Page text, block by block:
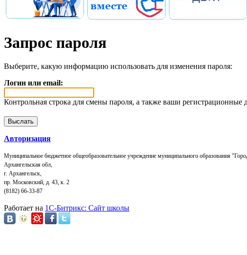
Запрос пароля
Выберите, какую информацию использовать для изменения пароля:
Логин или email:
Контрольная строка для смены пароля, а также ваши
Авторизация
Муниципальное бюджетное общеобразовательное учреждение муниципального образования
Архангельская обл,
г. Архангельск,
пр. Московский, д. 43, к. 2
(8182) 66-33-87
Работает на 1C-Битрикс: Сайт школы